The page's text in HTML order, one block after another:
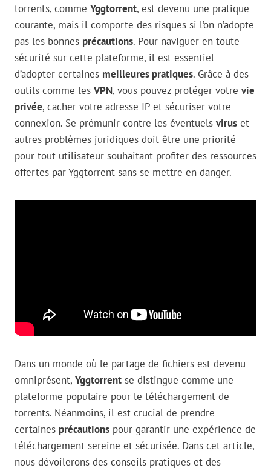
torrents, comme Yggtorrent, est devenu une pratique
courante, mais il comporte des risques si l’on n’adopte
pas les bonnes précautions. Pour naviguer en toute
sécurité sur cette plateforme, il est essentiel
d’adopter certaines meilleures pratiques. Grâce à des
outils comme les VPN, vous pouvez protéger votre vie
privée, cacher votre adresse IP et sécuriser votre
connexion. Se prémunir contre les éventuels virus et
autres problèmes juridiques doit être une priorité
pour tout utilisateur souhaitant profiter des ressources
offertes par Yggtorrent sans se mettre en danger.
Dans un monde où le partage de fichiers est devenu
omniprésent, Yggtorrent se distingue comme une
plateforme populaire pour le téléchargement de
torrents. Néanmoins, il est crucial de prendre
certaines précautions pour garantir une expérience de
téléchargement sereine et sécurisée. Dans cet article,
nous dévoilerons des conseils pratiques et des